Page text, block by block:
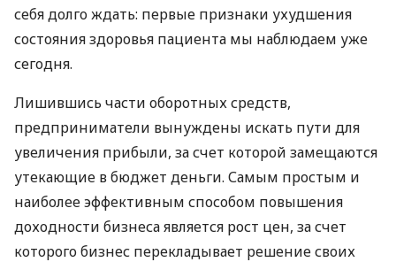
себя долго ждать: первые признаки ухудшения
состояния здоровья пациента мы наблюдаем уже
сегодня.
Лишившись части оборотных средств,
предприниматели вынуждены искать пути для
увеличения прибыли, за счет которой замещаются
утекающие в бюджет деньги. Самым простым и
наиболее эффективным способом повышения
доходности бизнеса является рост цен, за счет
которого бизнес перекладывает решение своих